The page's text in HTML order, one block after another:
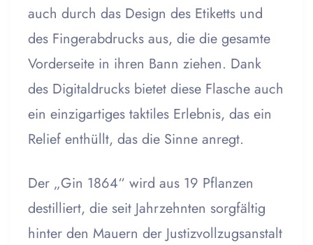
auch durch das Design des Etiketts und
des Fingerabdrucks aus, die die gesamte
Vorderseite in ihren Bann ziehen. Dank
des Digitaldrucks bietet diese Flasche auch
ein einzigartiges taktiles Erlebnis, das ein
Relief enthüllt, das die Sinne anregt.
Der „Gin 1864“ wird aus 19 Pflanzen
destilliert, die seit Jahrzehnten sorgfältig
hinter den Mauern der Justizvollzugsanstalt